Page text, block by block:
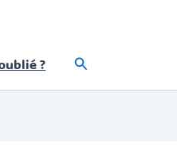
? Rechercher